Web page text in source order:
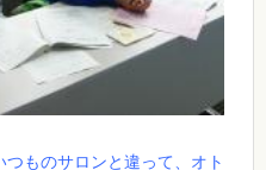
ものサロンと違って、オト